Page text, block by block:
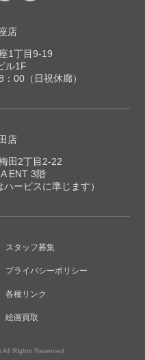
店
1丁目9-19
ル1F
00（日祝休廊）
店
田2丁目2-22
ENT 3階
ービスに準じます）
スタッフ募集
プライバシーポリシー
各種リンク
絵画買取
Rights Reserved.